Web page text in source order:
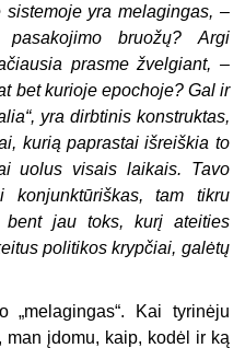
sistemoje yra melagingas, –
bruožų? Argi
prasme žvelgiant, –
bet kurioje epochoje? Gal ir
yra dirbtinis konstruktas,
kurią paprastai išreiškia to
uolus visais laikais. Tavo
konjunktūriškas, tam tikru
jau toks, kurį ateities
politikos krypčiai, galėtų
Kai tyrinėju
man įdomu, kaip, kodėl ir ką